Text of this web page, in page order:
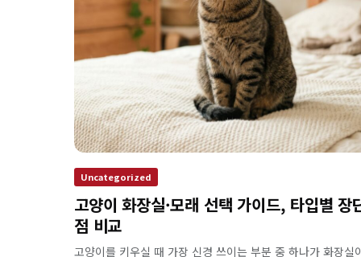
Uncategorized
고양이 화장실·모래 선택 가이드, 타입별 장
점 비교
고양이를 키우실 때 가장 신경 쓰이는 부분 중 하나가 화장실